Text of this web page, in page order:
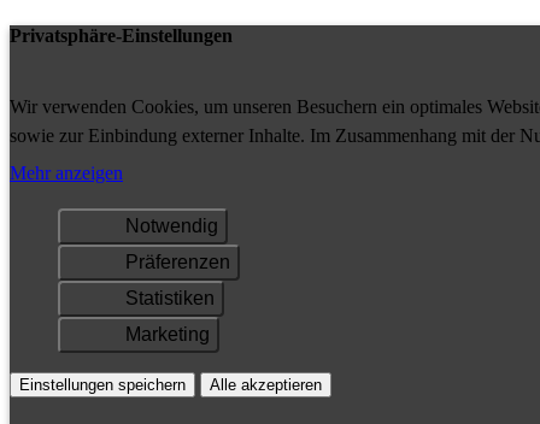
Privatsphäre-Einstellungen
Wir verwenden Cookies, um unseren Besuchern ein optimales
sowie zur Einbindung externer Inhalte. Im Zusammenhang mit der
Ihrem Gerät gespeichert und/oder abgerufen.
Mehr anzeigen
Notwendig
Präferenzen
Statistiken
Marketing
Einstellungen speichern Alle akzeptieren